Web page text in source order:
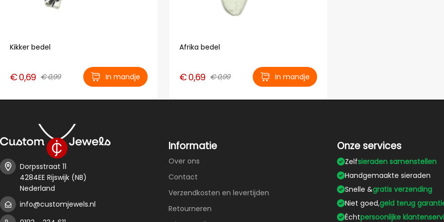
Kikker bedel
€ 0,69 € 0,99 In mandje
Afrika bedel
€ 0,69 € 0,99 In mandje
Dorpsstraat 11
4284EE Rijswijk (NB)
Nederland
info@customjewels.nl
Informatie
Over ons
Contact
Verzendkosten en levertijden
Retourneren
Onze services
Zelfsieraden samenstellen
Handgemaakte sieraden
Snelle &gratis verzending
Niet goed,geld terug
Échtpersoonlijke